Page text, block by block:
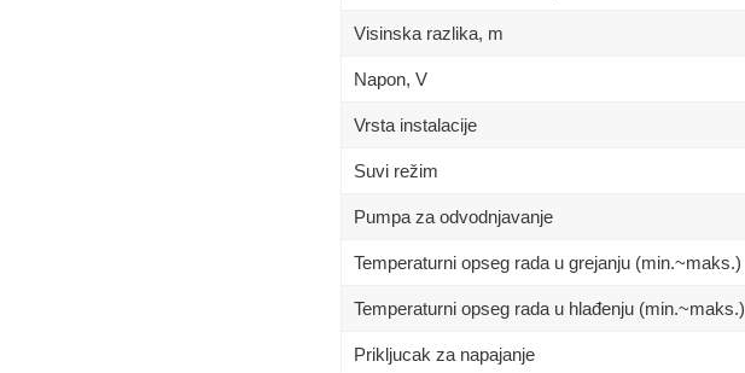
Visinska razlika, m
Napon, V
Vrsta instalacije
Suvi režim
Pumpa za odvodnjavanje
Temperaturni opseg rada u grejanju (min.~maks.)
Temperaturni opseg rada u hlađenju (min.~maks.)
Prikljucak za napajanje